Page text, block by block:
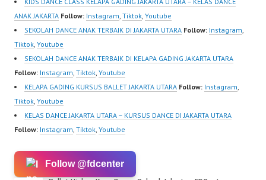
ANAK JAKARTA Follow: Instagram Tiktok Youtube
SEKOLAH DANCE ANAK TERBAIK DI JAKARTA UTARA Follow: Instagram
Tiktok Youtube
SEKOLAH DANCE ANAK TERBAIK DI KELAPA GADING JAKARTA UTARA
Follow: Instagram Tiktok Youtube
KELAPA GADING KURSUS BALLET JAKARTA UTARA Follow: Instagram
Tiktok Youtube
KELAS DANCE JAKARTA UTARA – KURSUS DANCE DI JAKARTA UTARA
Follow: Instagram Tiktok Youtube
Follow @fdcenter